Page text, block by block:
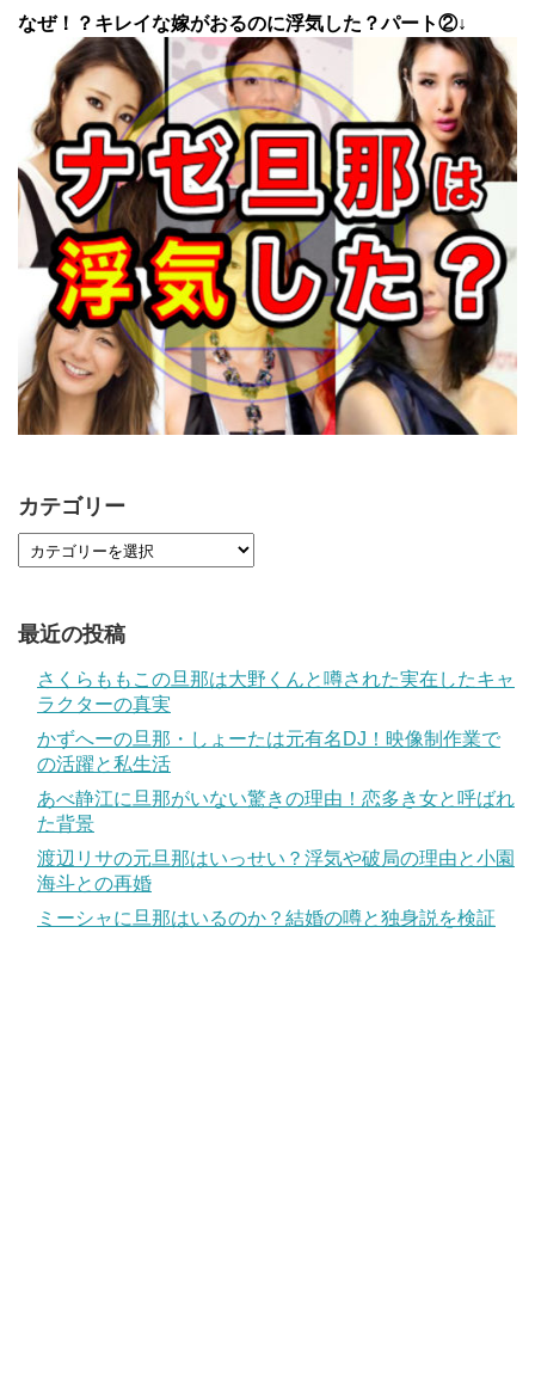
なぜ！？キレイな嫁がおるのに浮気した？パート②↓
カテゴリー
最近の投稿
さくらももこの旦那は大野くんと噂された実在したキャ
ラクターの真実
かずへーの旦那・しょーたは元有名DJ！映像制作業で
の活躍と私生活
あべ静江に旦那がいない驚きの理由！恋多き女と呼ばれ
た背景
渡辺リサの元旦那はいっせい？浮気や破局の理由と小園
海斗との再婚
ミーシャに旦那はいるのか？結婚の噂と独身説を検証